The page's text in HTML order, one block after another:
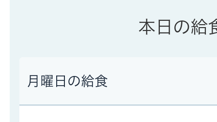
本日の給
月曜日の給食